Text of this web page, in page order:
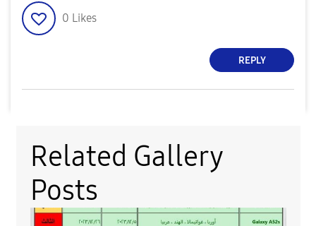
0 Likes
REPLY
Related Gallery
Posts